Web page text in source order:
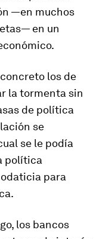
—en muchos
en un
los de
la tormenta sin
de política
se
se le podía
política
para
los bancos